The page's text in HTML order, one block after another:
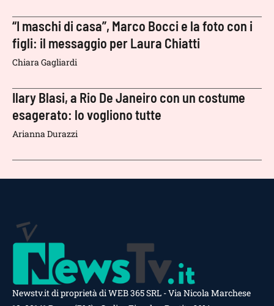
“I maschi di casa”, Marco Bocci e la foto con i
figli: il messaggio per Laura Chiatti
Chiara Gagliardi
Ilary Blasi, a Rio De Janeiro con un costume
esagerato: lo vogliono tutte
Arianna Durazzi
Newstv.it di proprietà di WEB 365 SRL - Via Nicola Marchese